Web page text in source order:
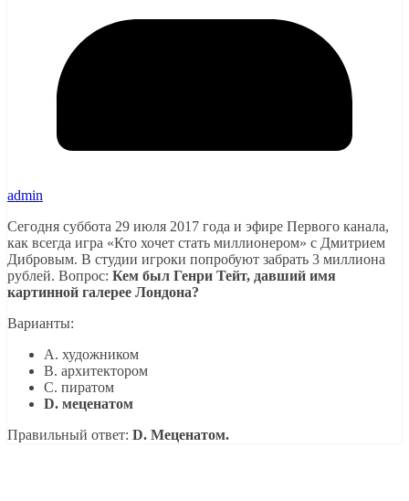
admin
Сегодня суббота 29 июля 2017 года и эфире Первого канала,
как всегда игра «Кто хочет стать миллионером» с Дмитрием
Дибровым. В студии игроки попробуют забрать 3 миллиона
рублей. Вопрос: Кем был Генри Тейт, давший имя
картинной галерее Лондона?
Варианты:
A. художником
B. архитектором
C. пиратом
D. меценатом
Правильный ответ: D. Меценатом.